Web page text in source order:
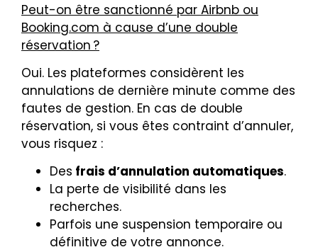
Peut-on être sanctionné par Airbnb ou
Booking.com à cause d’une double
réservation ?
Oui. Les plateformes considèrent les
annulations de dernière minute comme des
fautes de gestion. En cas de double
réservation, si vous êtes contraint d’annuler,
vous risquez :
Des frais d’annulation automatiques.
La perte de visibilité dans les
recherches.
Parfois une suspension temporaire ou
définitive de votre annonce.